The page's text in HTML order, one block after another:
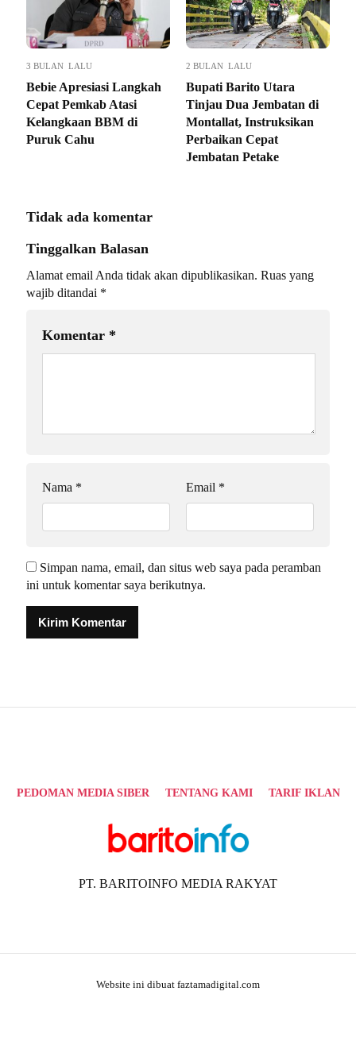
3 BULAN LALU
Bebie Apresiasi Langkah
Cepat Pemkab Atasi
Kelangkaan BBM di
Puruk Cahu
2 BULAN LALU
Bupati Barito Utara
Tinjau Dua Jembatan di
Montallat, Instruksikan
Perbaikan Cepat
Jembatan Petake
Tidak ada komentar
Tinggalkan Balasan
Alamat email Anda tidak akan dipublikasikan. Ruas yang
wajib ditandai *
Komentar *
Nama * Email *
Simpan nama, email, dan situs web saya pada peramban
ini untuk komentar saya berikutnya.
PEDOMAN MEDIA SIBER TENTANG KAMI TARIF IKLAN
PT. BARITOINFO MEDIA RAKYAT
Website ini dibuat faztamadigital.com